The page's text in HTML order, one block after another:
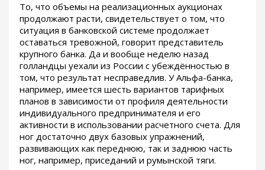
То, что объемы на реализационных аукционах
продолжают расти, свидетельствует о том, что
ситуация в банковской системе продолжает
оставаться тревожной, говорит представитель
крупного банка. Да и вообще неделю назад
голландцы уехали из России с убеждённостью в
том, что результат несправедлив. У Альфа-банка,
например, имеется шесть вариантов тарифных
планов в зависимости от профиля деятельности
индивидуального предпринимателя и его
активности в использовании расчетного счета. Для
ног достаточно двух базовых упражнений,
развивающих как переднюю, так и заднюю часть
ног, например, приседаний и румынской тяги.